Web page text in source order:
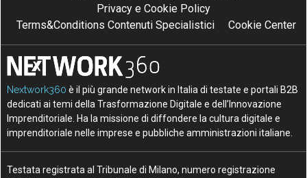
Privacy e Cookie Policy
Terms&Conditions Contenuti Specialistici
Cookie Center
Nextwork360 è il più grande network in Italia di testate e portali B2B
dedicati ai temi della Trasformazione Digitale e dell’Innovazione
Imprenditoriale. Ha la missione di diffondere la cultura digitale e
imprenditoriale nelle imprese e pubbliche amministrazioni italiane.
Testata registrata al Tribunale di Milano, numero registrazione